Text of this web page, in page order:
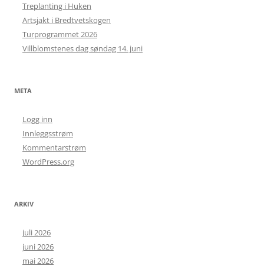
Treplanting i Huken
Artsjakt i Bredtvetskogen
Turprogrammet 2026
Villblomstenes dag søndag 14. juni
META
Logg inn
Innleggsstrøm
Kommentarstrøm
WordPress.org
ARKIV
juli 2026
juni 2026
mai 2026